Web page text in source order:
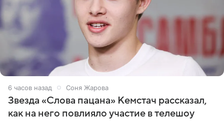
6 часов назад Соня Жарова
Звезда «Слова пацана» Кемстач рассказал,
как на него повлияло участие в телешоу